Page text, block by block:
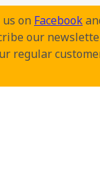
on Facebook
our
regular